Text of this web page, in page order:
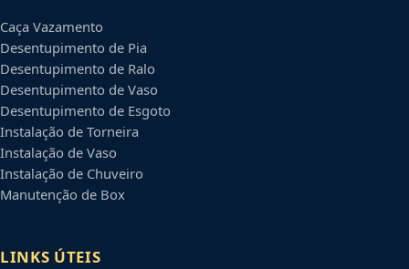
Caça Vazamento
Desentupimento de Pia
Desentupimento de Ralo
Desentupimento de Vaso
Desentupimento de Esgoto
Instalação de Torneira
Instalação de Vaso
Instalação de Chuveiro
Manutenção de Box
LINKS ÚTEIS